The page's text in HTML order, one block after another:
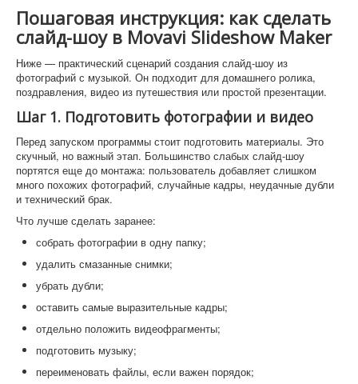
Пошаговая инструкция: как сделать
слайд-шоу в Movavi Slideshow Maker
Ниже — практический сценарий создания слайд-шоу из
фотографий с музыкой. Он подходит для домашнего ролика,
поздравления, видео из путешествия или простой презентации.
Шаг 1. Подготовить фотографии и видео
Перед запуском программы стоит подготовить материалы. Это
скучный, но важный этап. Большинство слабых слайд-шоу
портятся еще до монтажа: пользователь добавляет слишком
много похожих фотографий, случайные кадры, неудачные дубли
и технический брак.
Что лучше сделать заранее:
собрать фотографии в одну папку;
удалить смазанные снимки;
убрать дубли;
оставить самые выразительные кадры;
отдельно положить видеофрагменты;
подготовить музыку;
переименовать файлы, если важен порядок;